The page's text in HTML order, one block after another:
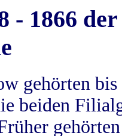
- 1866
gehörten
beiden